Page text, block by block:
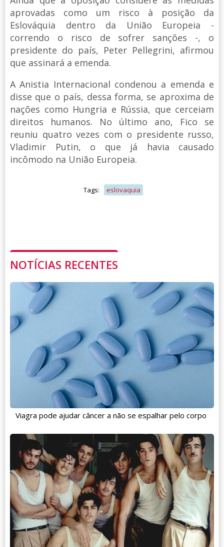
aprovadas como um risco à posição da
Eslováquia dentro da União Europeia -
correndo o risco de sofrer sanções -, o
presidente do país, Peter Pellegrini, afirmou
que assinará a emenda.
A Anistia Internacional condenou a emenda e
disse que o país, dessa forma, se aproxima de
nações como Hungria e Rússia, que cerceiam
direitos humanos. No último ano, Fico se
reuniu quatro vezes com o presidente russo,
Vladimir Putin, o que já havia causado
incômodo na União Europeia.
Tags: eslovaquia
NOTÍCIAS RECENTES
Viagra pode ajudar câncer a não se espalhar pelo corpo